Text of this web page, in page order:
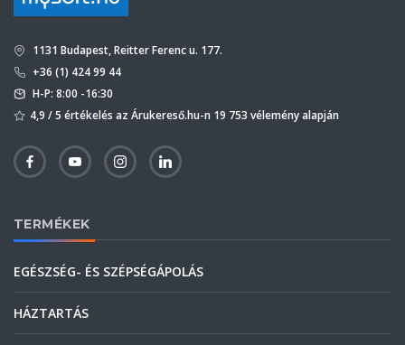
1131 Budapest, Reitter Ferenc u. 177.
+36 (1) 424 99 44
H-P: 8:00 -16:30
4,9 / 5 értékelés az Árukereső.hu-n 19 753 vélemény alapján
TERMÉKEK
EGÉSZSÉG- ÉS SZÉPSÉGÁPOLÁS
HÁZTARTÁS